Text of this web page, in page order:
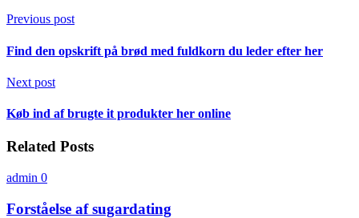
Previous post
Find den opskrift på brød med fuldkorn du leder efter her
Next post
Køb ind af brugte it produkter her online
Related Posts
admin 0
Forståelse af sugardating